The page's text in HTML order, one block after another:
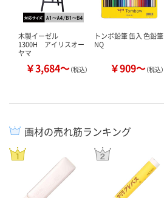
木製イーゼル
1300H アイリスオー
ヤマ
￥3,684～（税込）
トンボ鉛筆 缶入 色鉛筆
NQ
￥909～（税込）
画材の売れ筋ランキング